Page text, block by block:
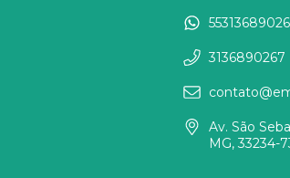
3136890267
Av. São
MG, 33234-